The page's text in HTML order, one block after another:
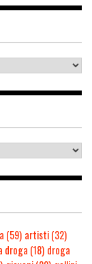
(59) artisti(32)
droga (18) droga